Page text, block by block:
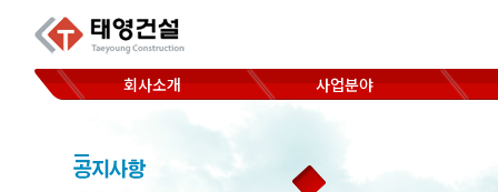
회사소개
CEO 인사말 찾아오시는 길 사업분야
코아드릴 천공 Hand saw 절단 Wheel saw 절단 Wall saw 절단 Wire saw 절단